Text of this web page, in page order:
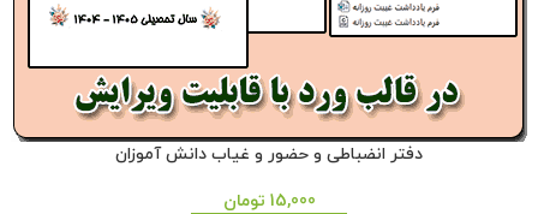
دفتر انضباطی و حضور و غیاب دانش آموزان
15,000 تومان